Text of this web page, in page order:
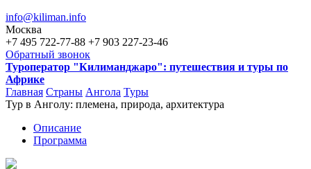
info@kiliman.info
Москва
+7 495 722-77-88 +7 903 227-23-46
Обратный звонок
Туроператор "Килиманджаро": путешествия и туры по
Африке
Вы здесь
Главная Страны Ангола Туры
Тур в Анголу: племена, природа, архитектура
Описание
Программа